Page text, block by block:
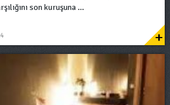
son kuruşuna …
+